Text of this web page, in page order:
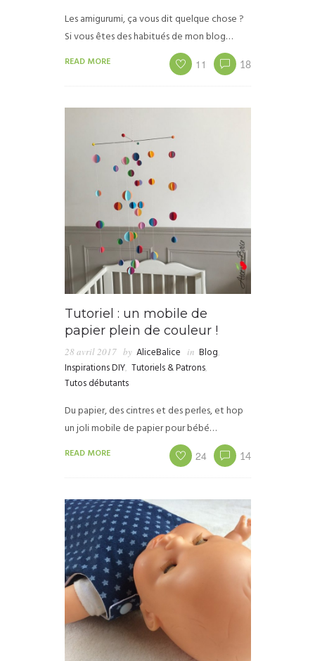
Les amigurumi, ça vous dit quelque chose ?
Si vous êtes des habitués de mon blog…
READ MORE 11 18
Tutoriel : un mobile de
papier plein de couleur !
28 avril 2017 by AliceBalice in Blog,
Inspirations DIY, Tutoriels & Patrons,
Tutos débutants
Du papier, des cintres et des perles, et hop
un joli mobile de papier pour bébé…
READ MORE 24 14